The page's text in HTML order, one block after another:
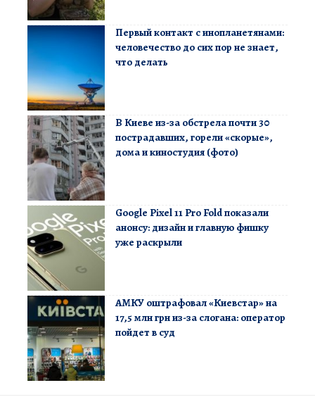
Первый контакт с инопланетянами:
человечество до сих пор не знает,
что делать
В Киеве из-за обстрела почти 30
пострадавших, горели «скорые»,
дома и киностудия (фото)
Google Pixel 11 Pro Fold показали
анонсу: дизайн и главную фишку
уже раскрыли
АМКУ оштрафовал «Киевстар» на
17,5 млн грн из-за слогана: оператор
пойдет в суд